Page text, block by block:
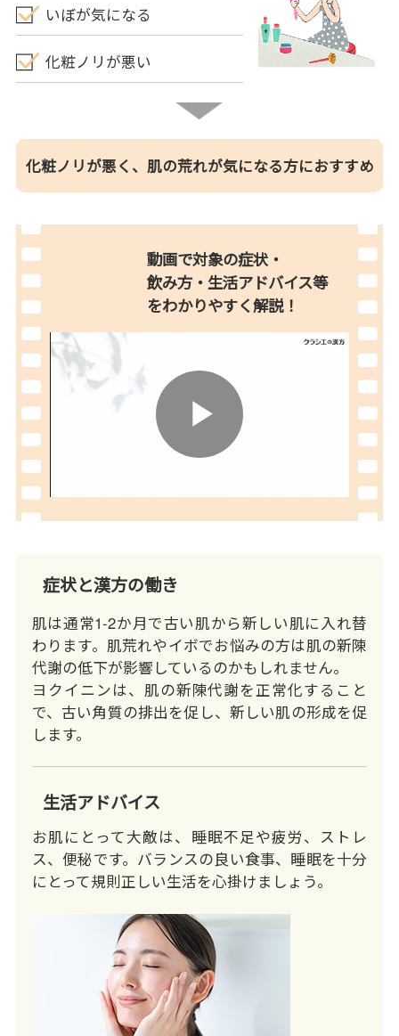
いぼが気になる
化粧ノリが悪い
化粧ノリが悪く、肌の荒れが気になる方におすすめ
動画で対象の症状・
飲み方・生活アドバイス等
をわかりやすく解説！
Play
症状と漢方の働き
肌は通常1-2か月で古い肌から新しい肌に入れ替
わります。肌荒れやイボでお悩みの方は肌の新陳
代謝の低下が影響しているのかもしれません。
ヨクイニンは、肌の新陳代謝を正常化すること
で、古い角質の排出を促し、新しい肌の形成を促
します。
生活アドバイス
お肌にとって大敵は、睡眠不足や疲労、ストレ
ス、便秘です。バランスの良い食事、睡眠を十分
にとって規則正しい生活を心掛けましょう。